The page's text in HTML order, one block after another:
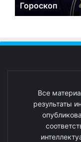
Гороскоп
Все
результаты